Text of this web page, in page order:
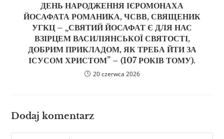
ДЕНЬ НАРОДЖЕННЯ ІЄРОМОНАХА
ЙОСАФАТА РОМАНИКА, ЧСВВ, СВЯЩЕНИК
УГКЦ – „СВЯТИЙ ЙОСАФАТ Є ДЛЯ НАС
ВЗІРЦЕМ ВАСИЛІЯНСЬКОЇ СВЯТОСТІ,
ДОБРИМ ПРИКЛАДОМ, ЯК ТРЕБА ЙТИ ЗА
ІСУСОМ ХРИСТОМ” – (107 РОКІВ ТОМУ).
20 czerwca 2026
Dodaj komentarz